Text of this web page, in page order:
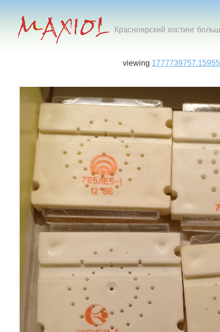
Красноярский хостинг
viewing